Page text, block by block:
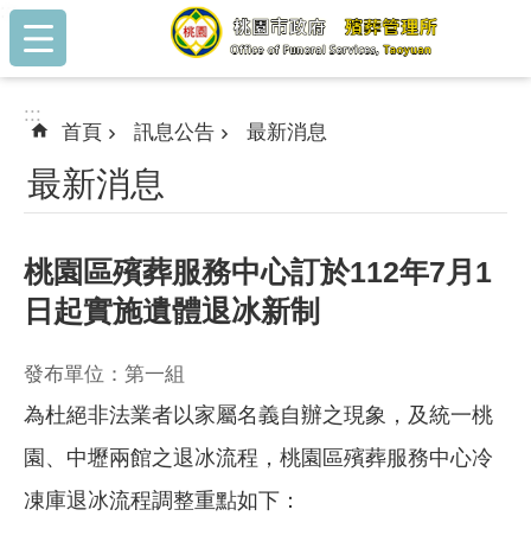
跳到主要內容區塊
:::
:::
首頁 訊息公告 最新消息
最新消息
桃園區殯葬服務中心訂於112年7月1
日起實施遺體退冰新制
發布單位：第一組
為杜絕非法業者以家屬名義自辦之現象，及統一桃
園、中壢兩館之退冰流程，桃園區殯葬服務中心冷
凍庫退冰流程調整重點如下：